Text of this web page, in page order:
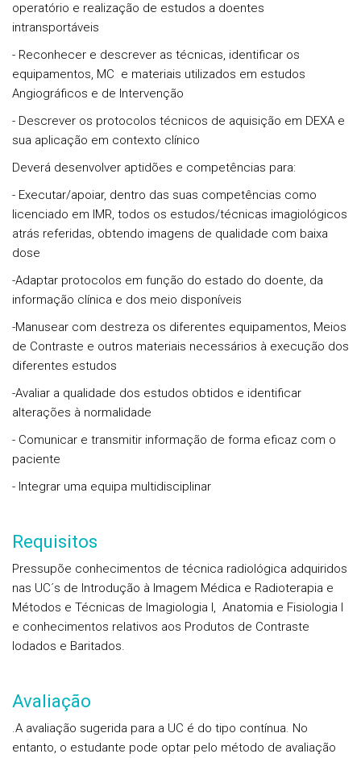
operatório e realização de estudos a doentes
intransportáveis
- Reconhecer e descrever as técnicas, identificar os
equipamentos, MC e materiais utilizados em estudos
Angiográficos e de Intervenção
- Descrever os protocolos técnicos de aquisição em DEXA e
sua aplicação em contexto clínico
Deverá desenvolver aptidões e competências para:
- Executar/apoiar, dentro das suas competências como
licenciado em IMR, todos os estudos/técnicas imagiológicos
atrás referidas, obtendo imagens de qualidade com baixa
dose
-Adaptar protocolos em função do estado do doente, da
informação clínica e dos meio disponíveis
-Manusear com destreza os diferentes equipamentos, Meios
de Contraste e outros materiais necessários à execução dos
diferentes estudos
-Avaliar a qualidade dos estudos obtidos e identificar
alterações à normalidade
- Comunicar e transmitir informação de forma eficaz com o
paciente
- Integrar uma equipa multidisciplinar
Requisitos
Pressupõe conhecimentos de técnica radiológica adquiridos
nas UC´s de Introdução à Imagem Médica e Radioterapia e
Métodos e Técnicas de Imagiologia I, Anatomia e Fisiologia I
e conhecimentos relativos aos Produtos de Contraste
Iodados e Baritados.
Avaliação
.A avaliação sugerida para a UC é do tipo contínua. No
entanto, o estudante pode optar pelo método de avaliação